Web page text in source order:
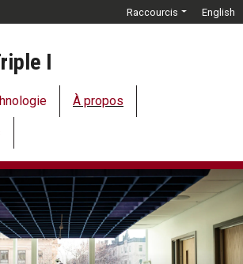
Raccourcis English
I
À propos